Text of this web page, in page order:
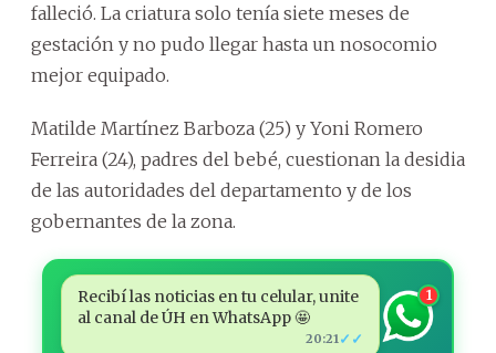
falleció. La criatura solo tenía siete meses de
gestación y no pudo llegar hasta un nosocomio
mejor equipado.
Matilde Martínez Barboza (25) y Yoni Romero
Ferreira (24), padres del bebé, cuestionan la desidia
de las autoridades del departamento y de los
gobernantes de la zona.
Recibí las noticias en tu celular, unite
al canal de ÚH en WhatsApp 🤩
20:21 ✓✓
1